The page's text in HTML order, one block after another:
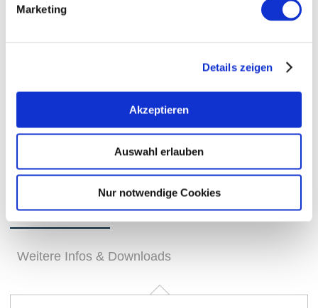
Marketing
Details zeigen
Akzeptieren
Auswahl erlauben
Nur notwendige Cookies
Öffnungszeiten Kontakt
Weitere Infos & Downloads